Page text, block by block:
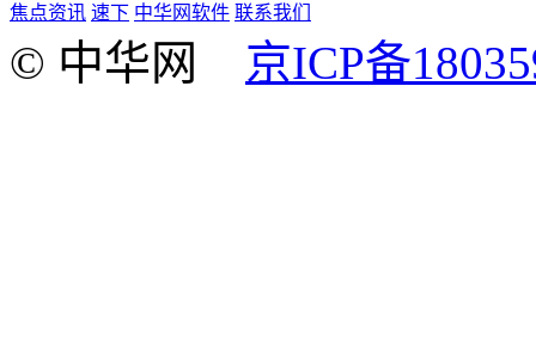
焦点资讯 速下 中华网软件 联系我们
© 中华网 京ICP备